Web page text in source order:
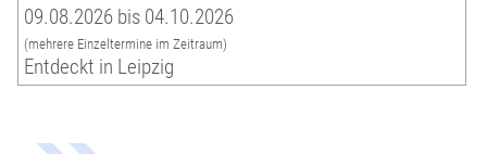
09.08.2026 bis 04.10.2026
(mehrere Einzeltermine im Zeitraum)
Entdeckt in Leipzig